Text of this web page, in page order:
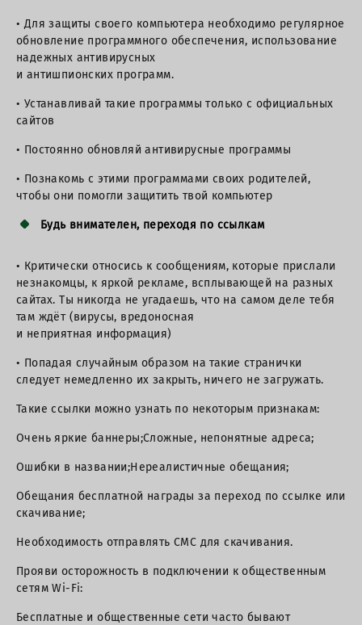
• Для защиты своего компьютера необходимо регулярное
обновление программного обеспечения, использование
надежных антивирусных
и антишпионских программ.
• Устанавливай такие программы только с официальных
сайтов
• Постоянно обновляй антивирусные программы
• Познакомь с этими программами своих родителей,
чтобы они помогли защитить твой компьютер
Будь внимателен, переходя по ссылкам
• Критически относись к сообщениям, которые прислали
незнакомцы, к яркой рекламе, всплывающей на разных
сайтах. Ты никогда не угадаешь, что на самом деле тебя
там ждёт (вирусы, вредоносная
и неприятная информация)
• Попадая случайным образом на такие странички
следует немедленно их закрыть, ничего не загружать.
Такие ссылки можно узнать по некоторым признакам:
Очень яркие баннеры;Сложные, непонятные адреса;
Ошибки в названии;Нереалистичные обещания;
Обещания бесплатной награды за переход по ссылке или
скачивание;
Необходимость отправлять СМС для скачивания.
Прояви осторожность в подключении к общественным
сетям Wi-Fi:
Бесплатные и общественные сети часто бывают